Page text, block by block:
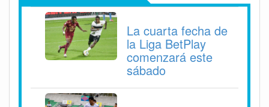
La cuarta fecha de
la Liga BetPlay
comenzará este
sábado